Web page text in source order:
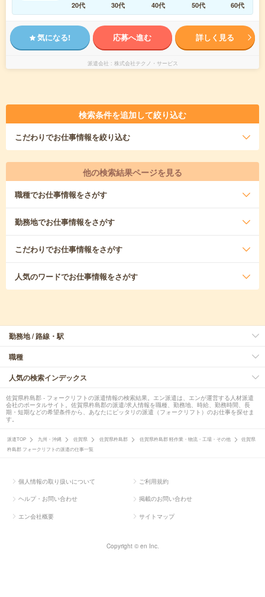
20代
30代 40代 50代 60代
気になる! 応募へ進む 詳しく見る
派遣会社 株式会社テクノ・サービス
検索条件を追加して絞り込む
こだわりでお仕事情報を絞り込む
他の検索結果ページを見る
職種でお仕事情報をさがす
勤務地でお仕事情報をさがす
こだわりでお仕事情報をさがす
人気のワードでお仕事情報をさがす
勤務地 / 路線・駅
職種
人気の検索インデックス
佐賀県杵島郡 - フォークリフトの派遣情報の検索結果。エン派遣は、エンが運営する人材派遣
会社のポータルサイト。佐賀県杵島郡の派遣/求人情報を職種、勤務地、時給、勤務時間、長
期・短期などの希望条件から、あなたにピッタリの派遣（フォークリフト）のお仕事を探せま
す。
派遣TOP 九州・沖縄 佐賀県 佐賀県杵島郡 佐賀県杵島郡 軽作業・物流・工場・その他
佐賀県
杵島郡 フォークリフトの派遣の仕事一覧
個人情報の取り扱いについて ご利用規約
ヘルプ・お問い合わせ 掲載のお問い合わせ
エン会社概要 サイトマップ
Copyright © en Inc.